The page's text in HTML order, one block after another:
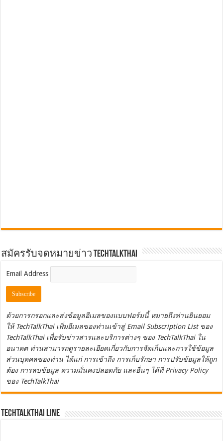
สมัครรับจดหมายข่าว TechTalkThai
Email Address
ด้วยการกรอกและส่งข้อมูลอีเมลของแบบฟอร์มนี้ หมายถึงท่านยินยอม
ให้ TechTalkThai เพิ่มอีเมลของท่านเข้าสู่ Email Subscription List ของ
TechTalkThai เพื่อรับข่าวสารและบริการต่างๆ ของ TechTalkThai ใน
อนาคต ท่านสามารถดูรายละเอียดเกี่ยวกับการจัดเก็บและการใช้ข้อมูล
ส่วนบุคคลของท่าน ได้แก่ การเข้าถึง การเก็บรักษา การปรับข้อมูลให้ถูก
ต้อง การลบข้อมูล ความมั่นคงปลอดภัย และอื่นๆ ได้ที่Privacy Policy
ของ TechTalkThai
TechTalkThai LINE